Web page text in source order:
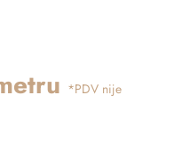
*PDV nije